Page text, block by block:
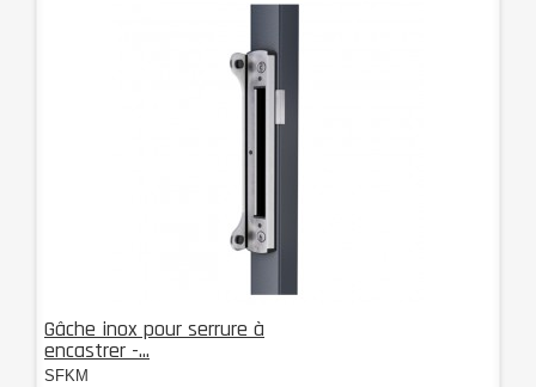
Gâche inox pour serrure à
encastrer -...
SFKM